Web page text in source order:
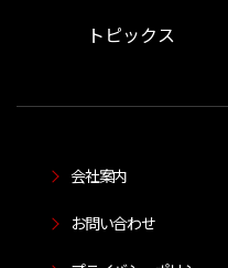
トピックス
会社案内
お問い合わせ